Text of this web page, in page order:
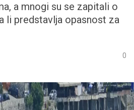
a mnogi su se zapitali o
li predstavlja opasnost za
0